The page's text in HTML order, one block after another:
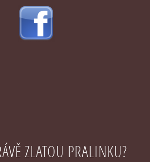
ZLATOU PRALINKU?